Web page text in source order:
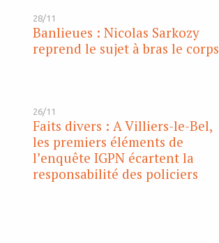
28/11
Banlieues : Nicolas Sarkozy
reprend le sujet à bras le corps
26/11
Faits divers : A Villiers-le-Bel,
les premiers éléments de
l’enquête IGPN écartent la
responsabilité des policiers